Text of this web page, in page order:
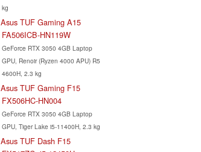
kg
Asus TUF Gaming A15
FA506ICB-HN119W
GeForce RTX 3050 4GB Laptop
GPU, Renoir (Ryzen 4000 APU) R5
4600H, 2.3 kg
Asus TUF Gaming F15
FX506HC-HN004
GeForce RTX 3050 4GB Laptop
GPU, Tiger Lake i5-11400H, 2.3 kg
Asus TUF Dash F15